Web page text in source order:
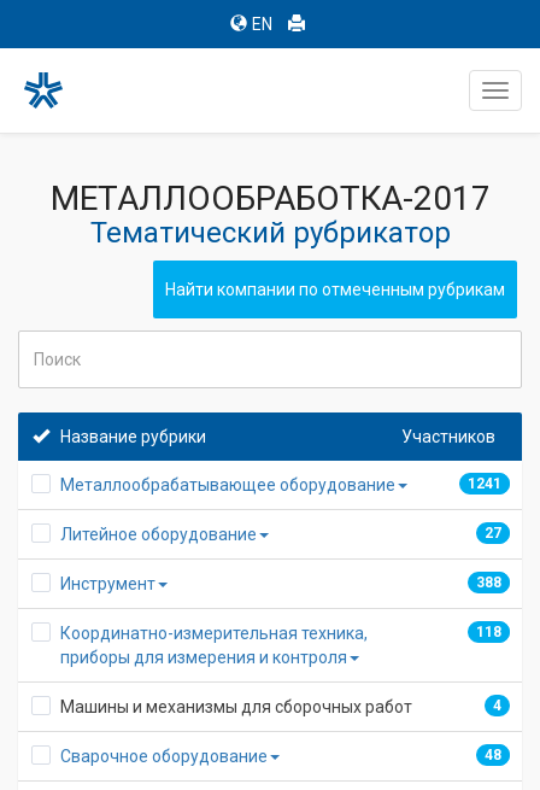
EN
МЕТАЛЛООБРАБОТКА-2017
Тематический рубрикатор
Найти компании по отмеченным рубрикам
Название рубрики Участников
Металлообрабатывающее оборудование 1241
13
Литейное оборудование 27
2
Инструмент 388
16
Координатно-измерительная техника,
приборы для измерения и контроля
118
7
Машины и механизмы для сборочных работ 4
Сварочное оборудование 48
2